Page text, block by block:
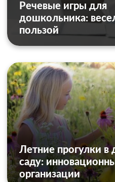
Речевые игры для
дошкольника:
пользой
Летние прогулки в
саду:
организации